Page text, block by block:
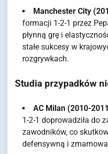
Manchester City
formacji 1-2-1 przez
płynną grę i
stałe sukcesy w
rozgrywkach.
Studia przypadków
AC Milan (2010-
1-2-1 doprowadziła do
zawodników, co
defensywną i